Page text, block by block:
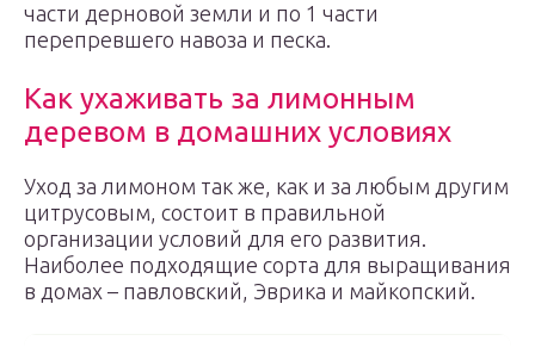
части дерновой земли и по 1 части
перепревшего навоза и песка.
Как ухаживать за лимонным
деревом в домашних условиях
Уход за лимоном так же, как и за любым другим
цитрусовым, состоит в правильной
организации условий для его развития.
Наиболее подходящие сорта для выращивания
в домах – павловский, Эврика и майкопский.